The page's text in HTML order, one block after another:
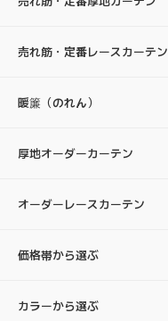
売れ筋・定番レースカーテン
暖簾（のれん）
厚地オーダーカーテン
オーダーレースカーテン
価格帯から選ぶ
カラーから選ぶ